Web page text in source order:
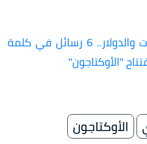
الإعلام والمحليات والدولار.. 6 رسائل في كلمة
"الأوكتاجون"
الأوكتاجون